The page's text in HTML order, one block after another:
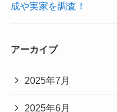
成や実家を調査！
アーカイブ
2025年7月
2025年6月